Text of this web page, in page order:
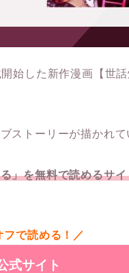
始した新作漫画【世話
ストーリーが描かれて
」を無料で読めるサ
フで読める！／
式サイト